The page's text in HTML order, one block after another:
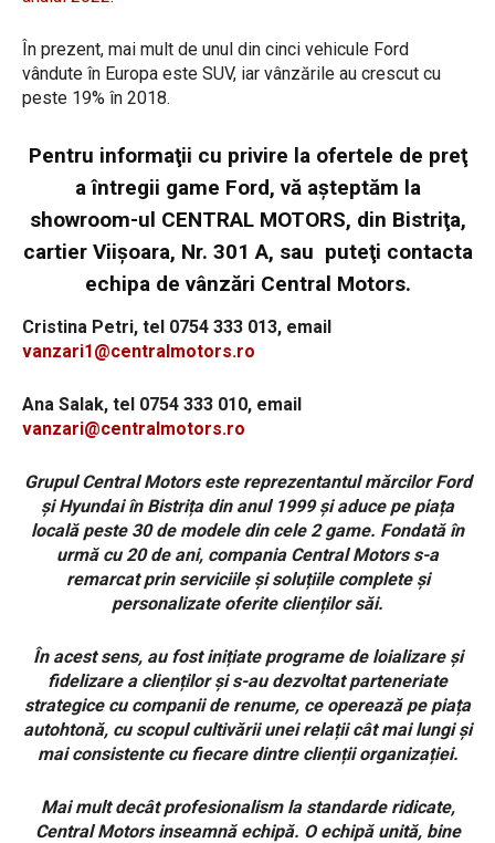
În prezent, mai mult de unul din cinci vehicule Ford
vândute în Europa este SUV, iar vânzările au crescut cu
peste 19% în 2018.
Pentru informaţii cu privire la ofertele de preţ
a întregii game Ford, vă aşteptăm la
showroom-ul CENTRAL MOTORS, din Bistriţa,
cartier Viișoara, Nr. 301 A, sau puteţi contacta
echipa de vânzări Central Motors.
Cristina Petri, tel 0754 333 013, email
vanzari1@centralmotors.ro
Ana Salak, tel 0754 333 010, email
vanzari@centralmotors.ro
Grupul Central Motors este reprezentantul mărcilor Ford
și Hyundai în Bistrița din anul 1999 și aduce pe piața
locală peste 30 de modele din cele 2 game. Fondată în
urmă cu 20 de ani, compania Central Motors s-a
remarcat prin serviciile și soluțiile complete și
personalizate oferite clienților săi.
În acest sens, au fost inițiate programe de loializare și
fidelizare a clienților și s-au dezvoltat parteneriate
strategice cu companii de renume, ce operează pe piața
autohtonă, cu scopul cultivării unei relații cât mai lungi și
mai consistente cu fiecare dintre clienții organizației.
Mai mult decât profesionalism la standarde ridicate,
Central Motors inseamnă echipă. O echipă unită, bine